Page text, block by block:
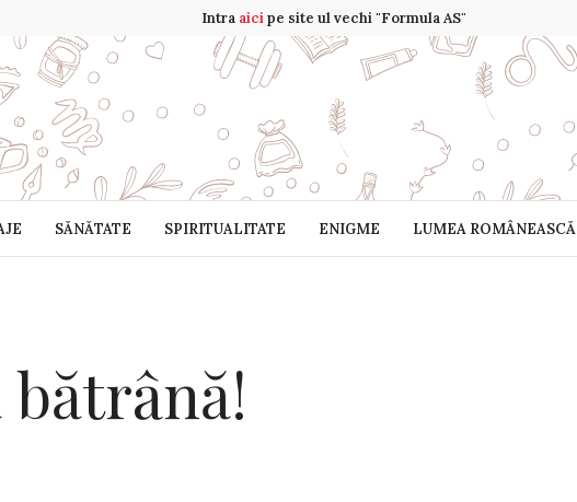
Intra aicipe site ul vechi "Formula AS"
SĂNĂTATE SPIRITUALITATE ENIGME LUMEA ROMÂNEASCĂ
bătrână!